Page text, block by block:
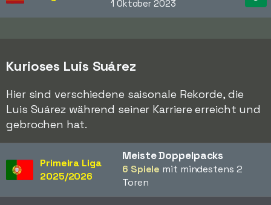
1 Oktober 2023
Kurioses Luis Suárez
Hier sind verschiedene saisonale Rekorde, die
Luis Suárez während seiner Karriere erreicht und
gebrochen hat.
Primeira Liga
2025/2026
Meiste Doppelpacks
6 Spiele mit mindestens 2
Toren